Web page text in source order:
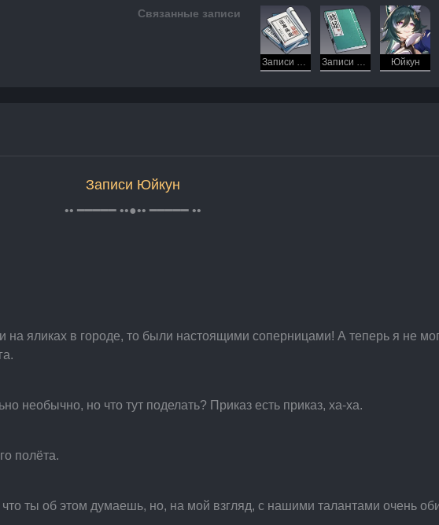
Связанные записи
Записи Юйкун Записи Цайи Юйкун
Записи Юйкун
•• ━━━━━ ••●•• ━━━━━ ••
на яликах в городе, то были настоящими соперницами! А теперь я не
необычно, но что тут поделать? Приказ есть приказ, ха-ха.
полёта.
ты об этом думаешь, но, на мой взгляд, с нашими талантами очень